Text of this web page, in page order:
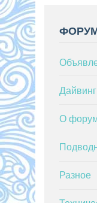
Дайвинг
О
Разное